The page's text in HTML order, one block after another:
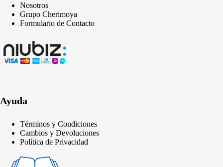
Nosotros
Grupo Cherimoya
Formulario de Contacto
Ayuda
Términos y Condiciones
Cambios y Devoluciones
Política de Privacidad